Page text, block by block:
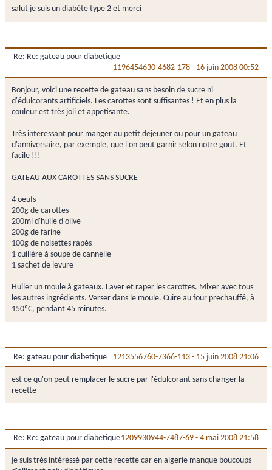
salut je suis un diabète type 2 et merci
Re: Re: gateau pour diabetique
1196454630-4682-178 - 16 juin 2008 00:52
Bonjour, voici une recette de gateau sans besoin de sucre ni
d'édulcorants artificiels. Les carottes sont suffisantes ! Et en plus la
couleur est très joli et appetisante.
Très interessant pour manger au petit dejeuner ou pour un gateau
d'anniversaire, par exemple, que l'on peut garnir selon notre gout. Et
facile !!!
GATEAU AUX CAROTTES SANS SUCRE
4 oeufs
200g de carottes
200ml d'huile d'olive
200g de farine
100g de noisettes rapés
1 cuillère à soupe de cannelle
1 sachet de levure
Huiler un moule à gateaux. Laver et raper les carottes. Mixer avec tous
les autres ingrédients. Verser dans le moule. Cuire au four prechauffé, à
150ºC, pendant 45 minutes.
Re: gateau pour diabetique 1213556760-7366-113 - 15 juin 2008 21:06
est ce qu'on peut remplacer le sucre par l'édulcorant sans changer la
recette
Re: Re: gateau pour diabetique1209930944-7487-69 - 4 mai 2008 21:58
je suis trés intéréssé par cette recette car en algerie manque boucoups